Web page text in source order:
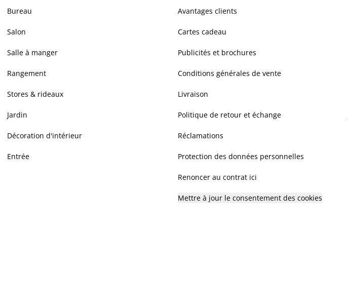
Bureau
Salon
Salle à manger
Rangement
Stores & rideaux
Jardin
Décoration d'intérieur
Entrée
Avantages clients
Cartes cadeau
Publicités et brochures
Conditions générales de vente
Livraison
Politique de retour et échange
Réclamations
Protection des données personnelles
Renoncer au contrat ici
Mettre à jour le consentement des cookies